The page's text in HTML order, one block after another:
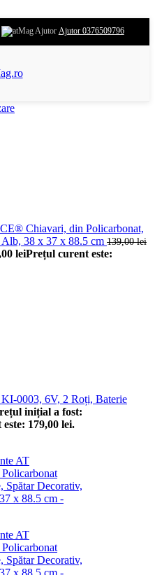
Ajutor 0376509796
Chiavari, din Policarbonat,
Alb, 38 x 37 x 88.5 cm 139,00lei
leiPrețul curent este:
0003, 6V, 2 Roți, Baterie
inițial a fost:
179,00 lei.